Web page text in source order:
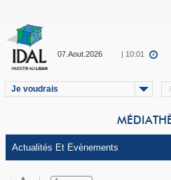
07.Aout.2026 | 10:01
Je voudrais